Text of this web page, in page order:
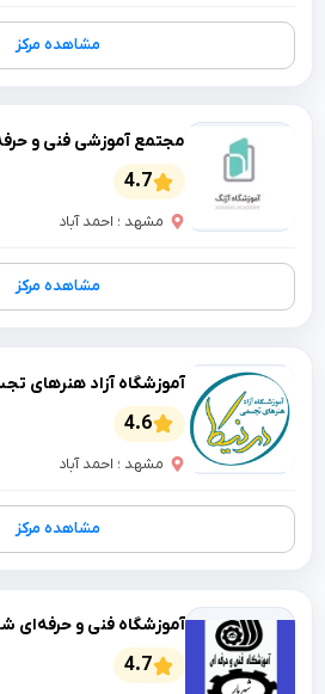
مشاهده مرکز
مجتمع آموزشی فنی و
4.7
مشهد ؛ احمد آباد
مشاهده مرکز
آموزشگاه آزاد هنرهای
4.6
مشهد ؛ احمد آباد
مشاهده مرکز
آموزشگاه فنی و حرفه‌ای
4.7